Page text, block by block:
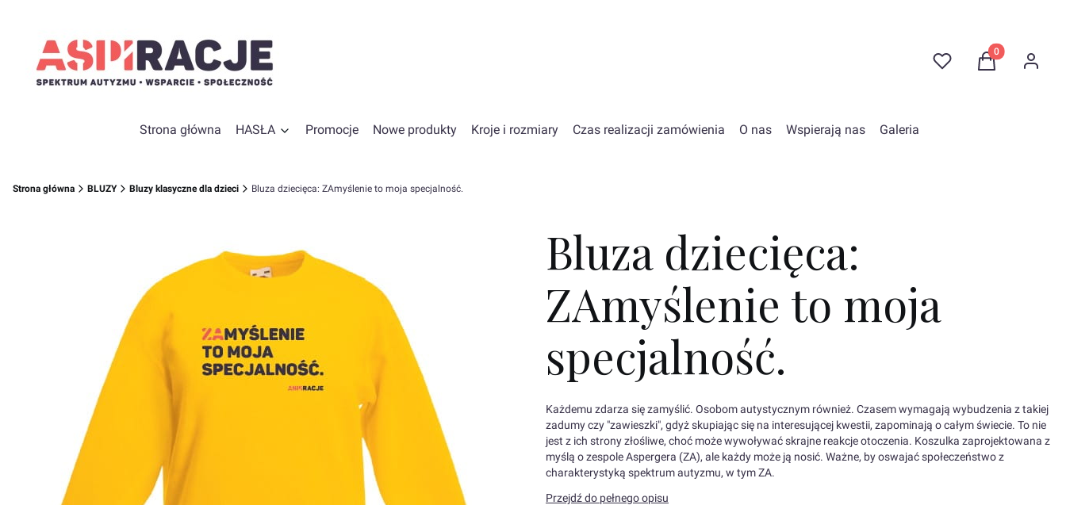
UlubioneProdukty w
Koszyk Zaloguj
Strona główna HASŁA Promocje Nowe produkty Kroje i rozmiary Czas realizacji zamówienia O nas Wspierają nas Galeria
Strona główna BLUZY Bluzy klasyczne dla dzieci Bluza dziecięca: ZAmyślenie to moja specjalność.
Bluza dziecięca:
ZAmyślenie to moja
specjalność.
Każdemu zdarza się zamyślić. Osobom autystycznym również. Czasem wymagają wybudzenia z takiej
zadumy czy "zawieszki", gdyż skupiając się na interesującej kwestii, zapominają o całym świecie. To nie
jest z ich strony złośliwe, choć może wywoływać skrajne reakcje otoczenia. Koszulka zaprojektowana z
myślą o zespole Aspergera (ZA), ale każdy może ją nosić. Ważne, by oswajać społeczeństwo z
charakterystyką spektrum autyzmu, w tym ZA.
Przejdź do pełnego opisu